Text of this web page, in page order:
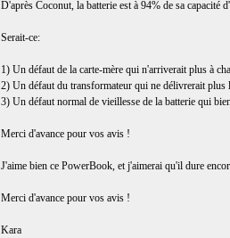
D'après Coconut, la batterie est à 94% de sa
Serait-ce:
1) Un défaut de la carte-mère qui n'arriverait plus à
2) Un défaut du transformateur qui ne délivrerait plus
3) Un défaut normal de vieillesse de la batterie qui
Merci d'avance pour vos avis !
J'aime bien ce PowerBook, et j'aimerai qu'il dure
Merci d'avance pour vos avis !
Kara